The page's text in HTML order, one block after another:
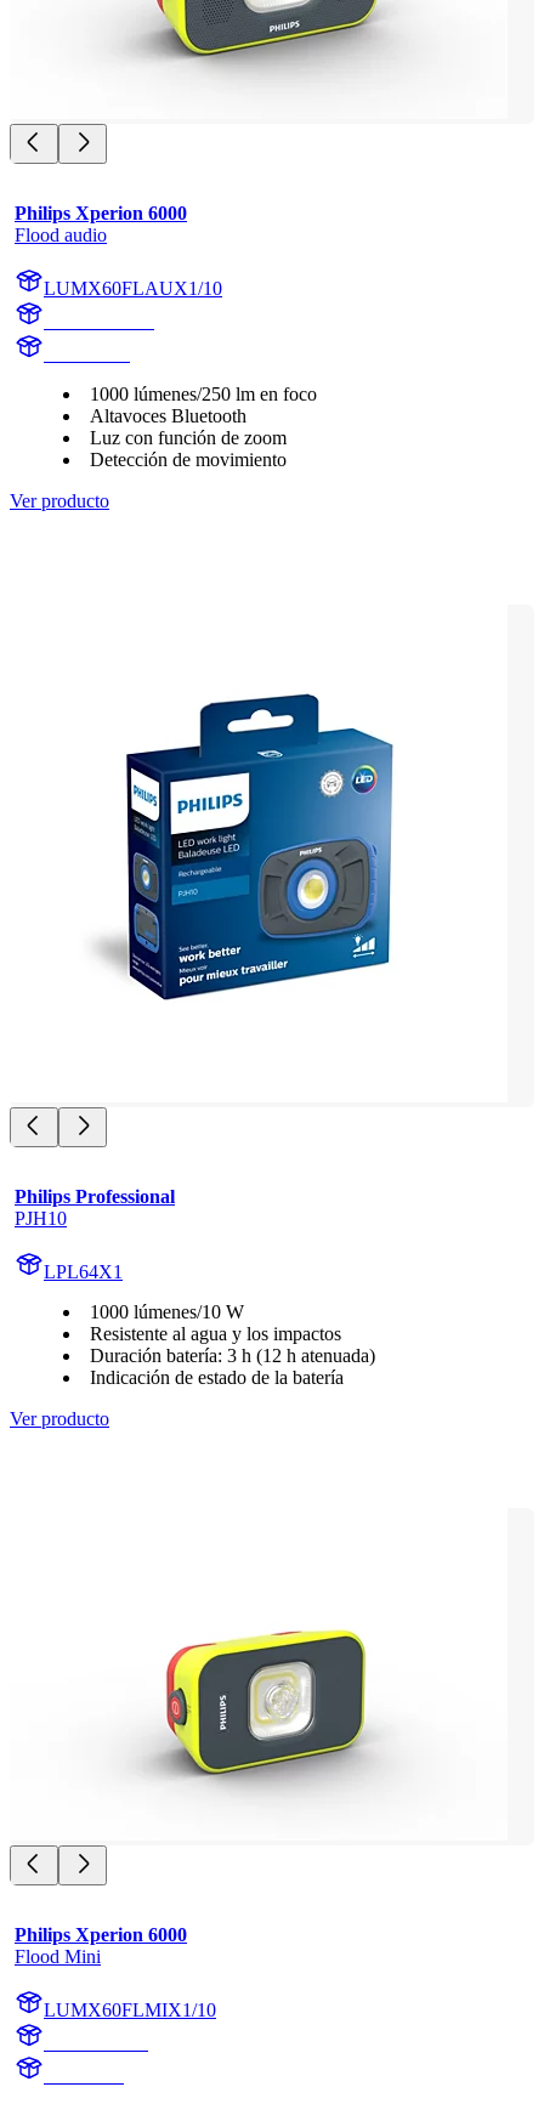
Philips Xperion 6000
Flood audio
LUMX60FLAUX1/10
1000 lúmenes/250 lm en foco
Altavoces Bluetooth
Luz con función de zoom
Detección de movimiento
Ver producto
Philips Professional
PJH10
LPL64X1
1000 lúmenes/10 W
Resistente al agua y los impactos
Duración batería: 3 h (12 h atenuada)
Indicación de estado de la batería
Ver producto
Philips Xperion 6000
Flood Mini
LUMX60FLMIX1/10